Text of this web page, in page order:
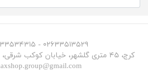
۰۲۶۳۳۵۱۳۵۲۹ - ۰۲۶۳۳۵۳۴۳۱۵
کرج، ۴۵ متری گلشهر، خیابان کوکب شرقی، عکس و فیلم مکث